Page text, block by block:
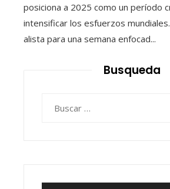
posiciona a 2025 como un período
intensificar los esfuerzos
alista para una semana enfocad...
Busqueda